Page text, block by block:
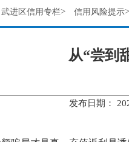
武进区信用专栏> 信用风险提示
从“尝到
发布日期：